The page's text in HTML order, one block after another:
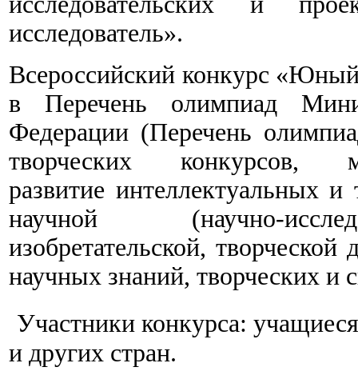
исследователь».
Всероссийский конкурс «Юный
в Перечень олимпиад
Федерации (Перечень
творческих конкурсов,
развитие интеллектуальных и
научной (научно-
изобретательской,
научных знаний, творческих и
Участники конкурса:
и других стран.